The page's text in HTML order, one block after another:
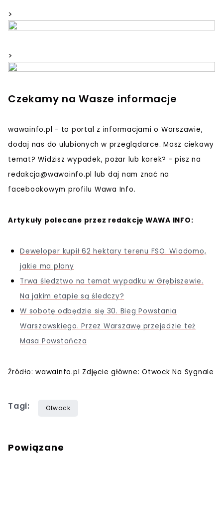
>
>
Czekamy na Wasze informacje
wawainfo.pl - to portal z informacjami o Warszawie,
dodaj nas do ulubionych w przeglądarce. Masz ciekawy
temat? Widzisz wypadek, pożar lub korek? - pisz na
redakcja@wawainfo.pl lub daj nam znać na
facebookowym profilu Wawa Info.
Artykuły polecane przez redakcję WAWA INFO:
Deweloper kupił 62 hektary terenu FSO. Wiadomo,
jakie ma plany
Trwa śledztwo na temat wypadku w Grębiszewie.
Na jakim etapie są śledczy?
W sobotę odbędzie się 30. Bieg Powstania
Warszawskiego. Przez Warszawę przejedzie też
Masa Powstańcza
Źródło: wawainfo.pl Zdjęcie główne: Otwock Na Sygnale
Tagi: Otwock
Powiązane